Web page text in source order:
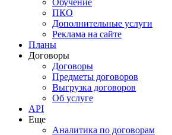
Обучение
ПКО
Дополнительные услуги
Реклама на сайте
Планы
Договоры
Договоры
Предметы договоров
Выгрузка договоров
Об услуге
API
Еще
Аналитика по договорам